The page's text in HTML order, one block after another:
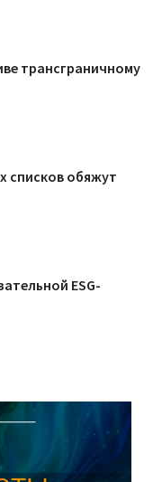
трансграничному
списков обяжут
ESG-